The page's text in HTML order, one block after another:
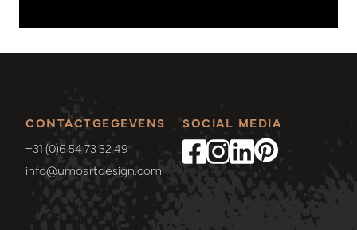
CONTACTGEGEVENS
+31 (0)6 54 73 32 49
info@umoartdesign.com
SOCIAL MEDIA